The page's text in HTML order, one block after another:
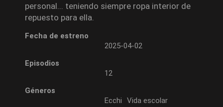
personal... teniendo siempre ropa interior de
repuesto para ella.
Fecha de estreno
2025-04-02
Episodios
12
Géneros
Ecchi
Vida escolar